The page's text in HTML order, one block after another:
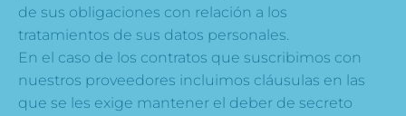
de sus obligaciones con relación a los
tratamientos de sus datos personales.
En el caso de los contratos que suscribimos con
nuestros proveedores incluimos cláusulas en las
que se les exige mantener el deber de secreto